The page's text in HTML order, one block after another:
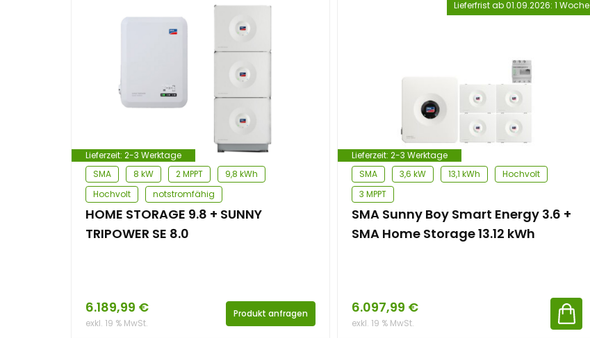
Lieferzeit: 2-3 Werktage
SMA
8 kW 2 MPPT
9,8 kWh
Hochvolt
notstromfähig
HOME STORAGE 9.8 + SUNNY
TRIPOWER SE 8.0
6.189,99 €
exkl. 19 % MwSt.
Produkt anfragen
Lieferzeit:2-3 Werktage
Lieferfrist ab 01.09.2026: 1 Woche
SMA 3,6 kW 13,1 kWh
Hochvolt
3 MPPT
SMA Sunny Boy Smart Energy 3.6 +
SMA Home Storage 13.12 kWh
6.097,99 €
exkl. 19 % MwSt.